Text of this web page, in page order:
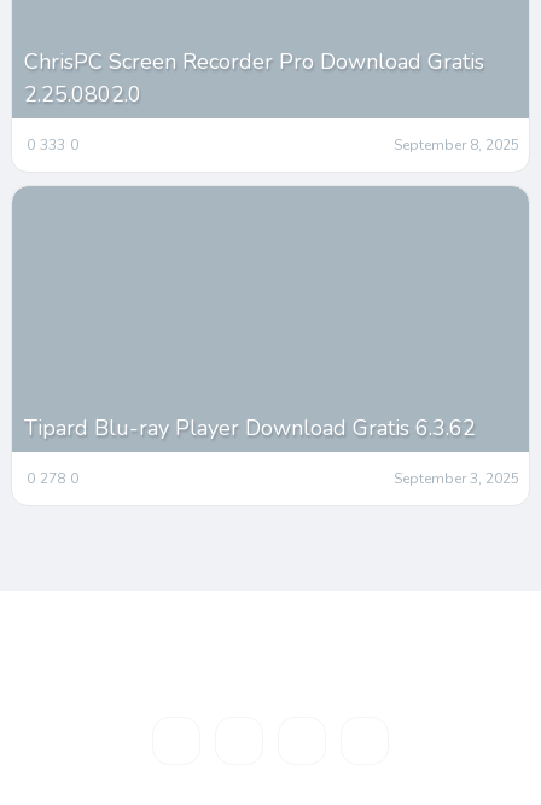
ChrisPC Screen Recorder Pro Download Gratis
2.25.0802.0
0 333 0 September 8, 2025
Tipard Blu-ray Player Download Gratis 6.3.62
0 278 0 September 3, 2025